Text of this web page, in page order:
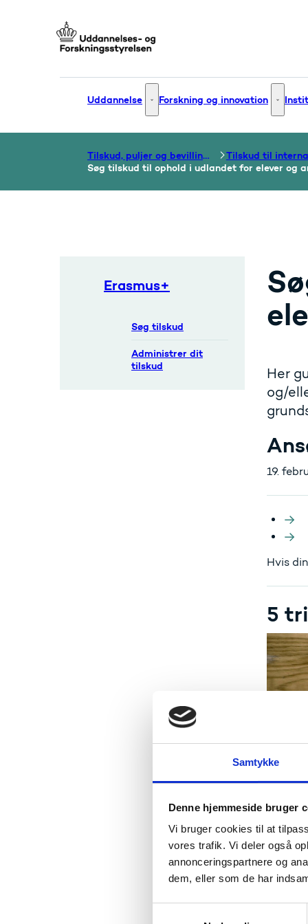
Samtykke
Denne hjemmeside bruger
Vi bruger cookies til at
vores trafik. Vi deler også
annonceringspartnere og
dem, eller som de har
Uddannelse Uddannelse - Flere links
Forskning og innovation
Tilskud, puljer og bevillinger
Søg tilskud til ophold i udlandet for elever og
Erasmus+
Søg tilskud
Administrer dit
tilskud
Her
og/
19.
Hvis
5
1.